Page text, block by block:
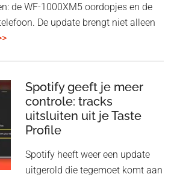
de WF-1000XM5 oordopjes en de
De update brengt niet alleen
overSony
sharing
WF-
en
Spotify geeft je meer
controle: tracks
uitsluiten uit je Taste
Profile
Spotify heeft weer een update
uitgerold die tegemoet komt aan